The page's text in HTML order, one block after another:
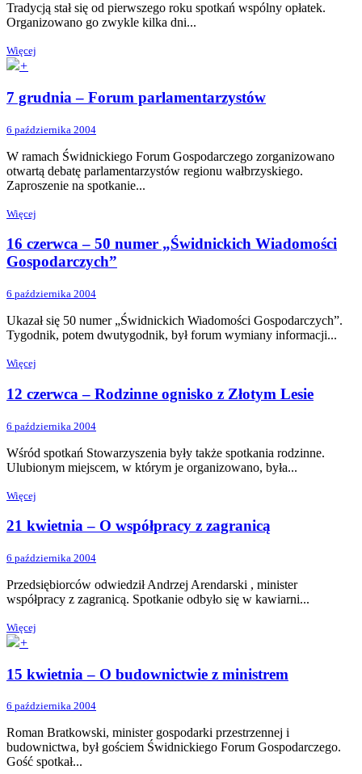
Tradycją stał się od pierwszego roku spotkań wspólny opłatek.
Organizowano go zwykle kilka dni...
Więcej
+
7 grudnia – Forum parlamentarzystów
6 października 2004
W ramach Świdnickiego Forum Gospodarczego zorganizowano
otwartą debatę parlamentarzystów regionu wałbrzyskiego.
Zaproszenie na spotkanie...
Więcej
16 czerwca – 50 numer „Świdnickich Wiadomości
Gospodarczych”
6 października 2004
Ukazał się 50 numer „Świdnickich Wiadomości Gospodarczych”.
Tygodnik, potem dwutygodnik, był forum wymiany informacji...
Więcej
12 czerwca – Rodzinne ognisko z Złotym Lesie
6 października 2004
Wśród spotkań Stowarzyszenia były także spotkania rodzinne.
Ulubionym miejscem, w którym je organizowano, była...
Więcej
21 kwietnia – O współpracy z zagranicą
6 października 2004
Przedsiębiorców odwiedził Andrzej Arendarski , minister
współpracy z zagranicą. Spotkanie odbyło się w kawiarni...
Więcej
+
15 kwietnia – O budownictwie z ministrem
6 października 2004
Roman Bratkowski, minister gospodarki przestrzennej i
budownictwa, był gościem Świdnickiego Forum Gospodarczego.
Gość spotkał...